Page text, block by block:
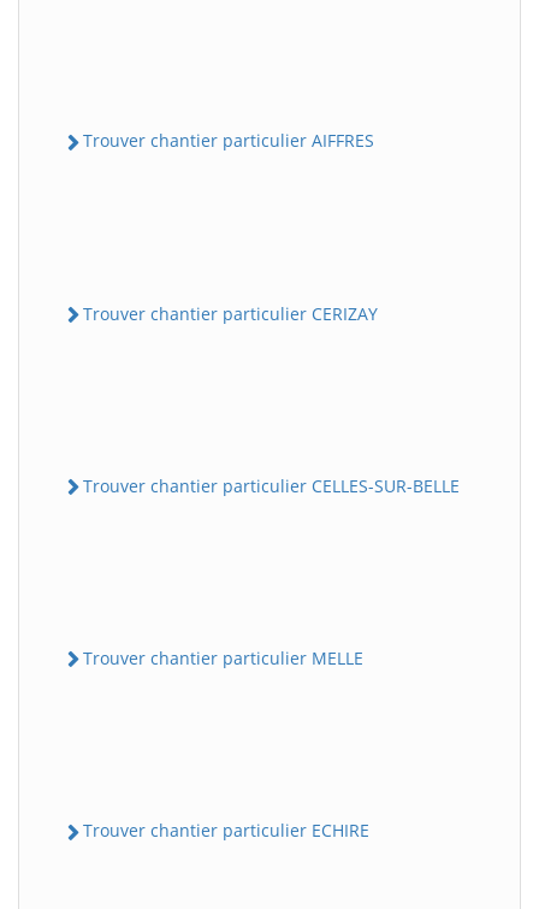
Trouver chantier particulier AIFFRES
Trouver chantier particulier CERIZAY
Trouver chantier particulier CELLES-SUR-BELLE
Trouver chantier particulier MELLE
Trouver chantier particulier ECHIRE